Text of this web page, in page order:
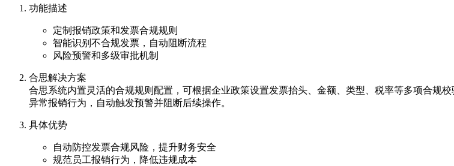
功能描述
定制报销政策和发票合规规则
智能识别不合规发票，自动阻断流程
风险预警和多级审批机制
合思解决方案
合思系统内置灵活的合规规则配置，可根据企业政策设置发票抬头、金额、类型、税率等多项合规
异常报销行为，自动触发预警并阻断后续操作。
具体优势
自动防控发票合规风险，提升财务安全
规范员工报销行为，降低违规成本